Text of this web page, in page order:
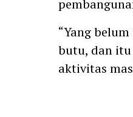
“Yang
butu, dan
aktivitas